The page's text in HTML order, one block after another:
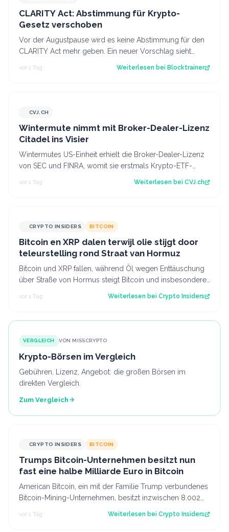
CLARITY Act: Abstimmung für Krypto-
Gesetz verschoben
Vor der Augustpause wird es keine Abstimmung für den
CLARITY Act mehr geben. Ein neuer Vorschlag sieht
derweil vor, dass Trump bestimmte Kry…
vor 1 Tag Weiterlesen bei Blocktrainer
CVJ.CHCVJ.CH
Wintermute nimmt mit Broker-Dealer-Lizenz
Citadel ins Visier
Wintermutes US-Einheit erhielt die Broker-Dealer-Lizenz
von SEC und FINRA, womit sie erstmals Krypto-ETF-
vor 1 Tag Weiterlesen bei CVJ.ch
CRYPTO INSIDERS BITCOIN
Bitcoin en XRP dalen terwijl olie stijgt door
teleurstelling rond Straat van Hormuz
Bitcoin und XRP fallen, während Öl wegen Enttäuschung
über Straße von Hormus steigt Bitcoin und insbesondere
Altcoins wie XRP und Solana hab…
vor 1 Tag Weiterlesen bei Crypto Insiders
VERGLEICH VON MISSCRYPTO
Krypto-Börsen im Vergleich
Gebühren, Lizenz, Angebot: die großen Börsen im
direkten Vergleich.
Zum Vergleich
CRYPTO INSIDERS BITCOIN
Trumps Bitcoin-Unternehmen besitzt nun
fast eine halbe Milliarde Euro in Bitcoin
American Bitcoin, ein mit der Familie Trump verbundenes
Bitcoin-Mining-Unternehmen, besitzt inzwischen 8.002
vor 1 Tag Weiterlesen bei Crypto Insiders